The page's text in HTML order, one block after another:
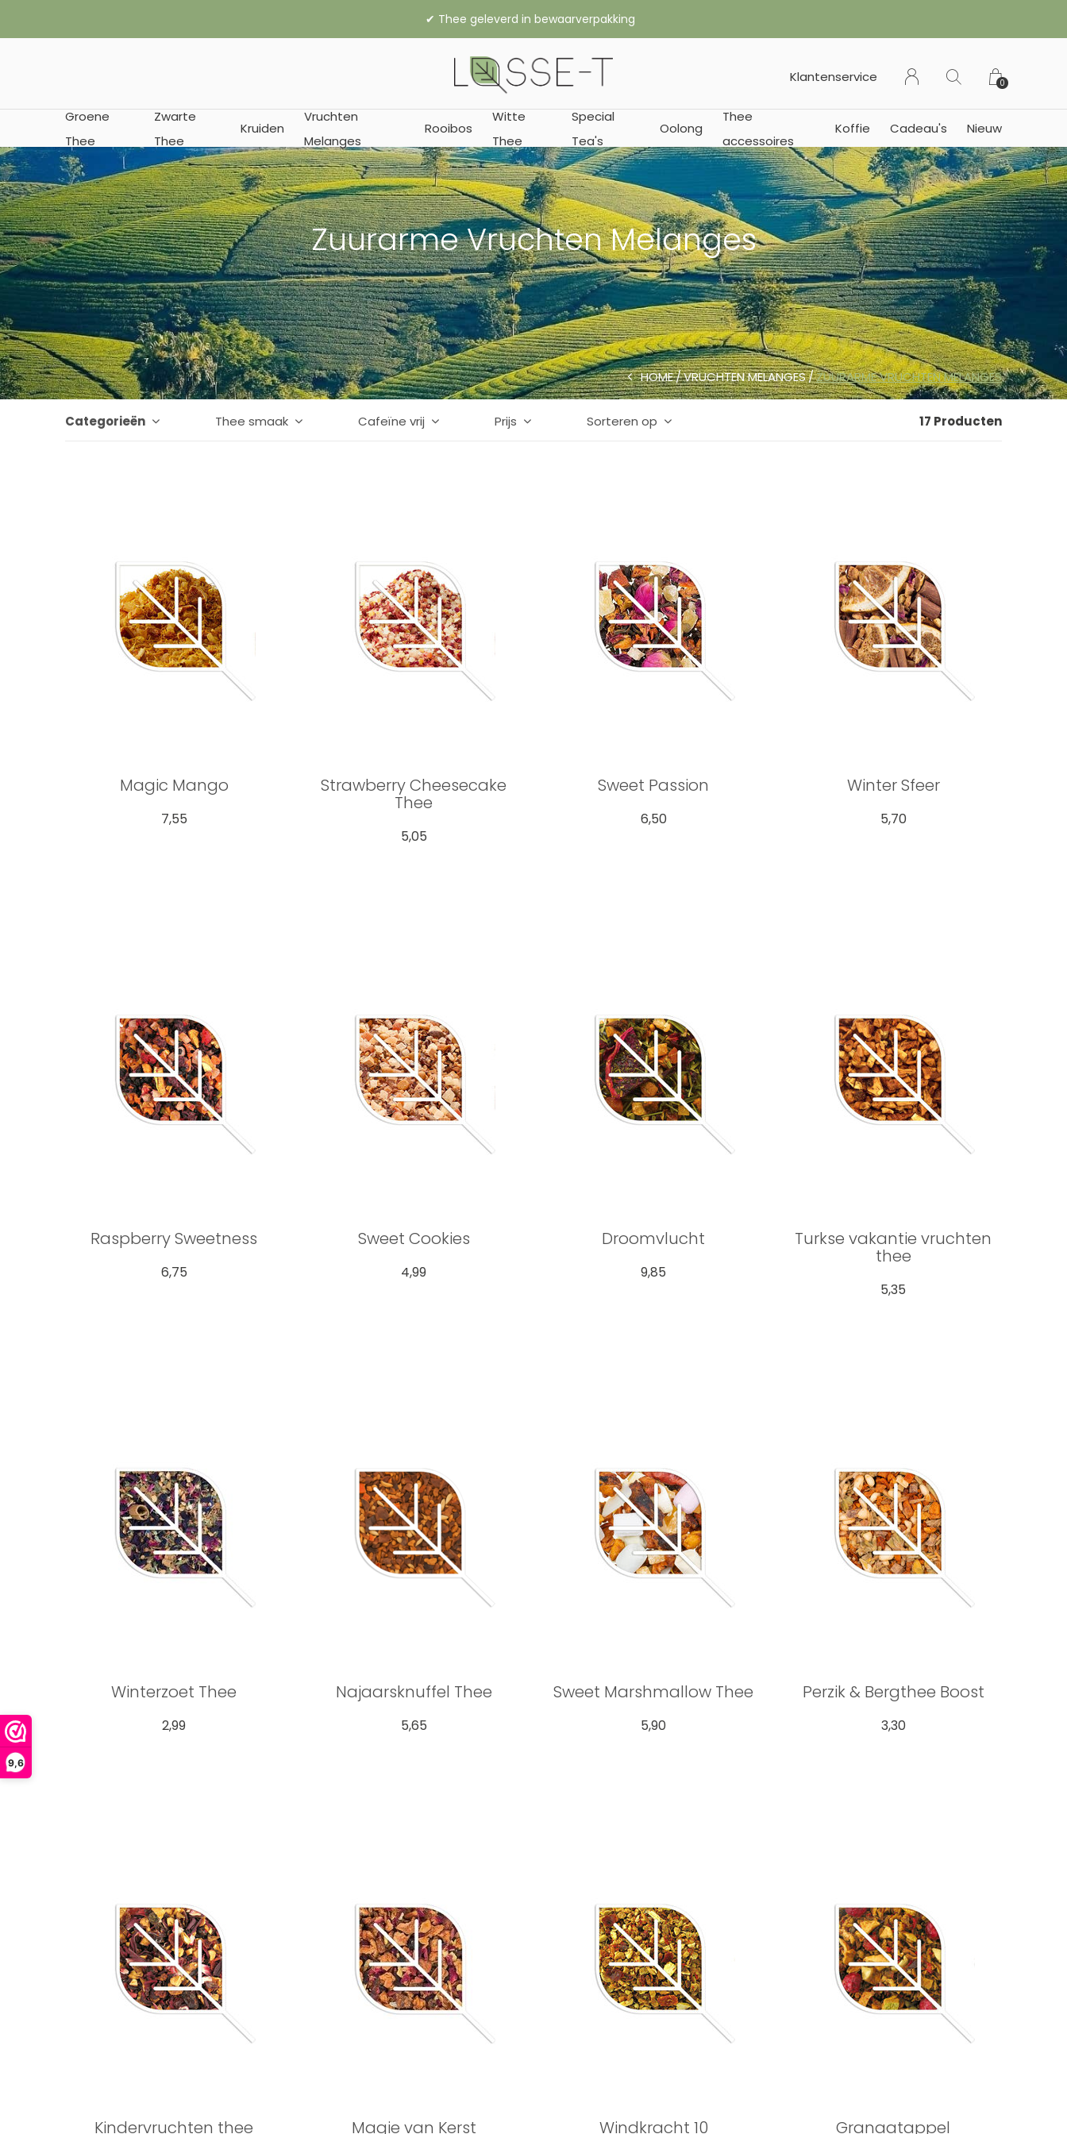
9,6
Groene
Thee
Zwarte
Thee
Kruiden
Vruchten
Melanges
Rooibos
Witte
Thee
Special
Tea's
Oolong
Thee
accessoires
Koffie Cadeau's Nieuw
Klantenservice 0
✔︎ Vanaf € 35,- gratis verzending binnen Nederland (vanaf € 45,- naar België of Duitsland)
Zuurarme Vruchten Melanges
HOME VRUCHTEN MELANGES ZUURARME VRUCHTEN MELANGES
Categorieën Thee smaak Cafeïne vrij Prijs Sorteren op 17 Producten
Magic Mango
7,55
Strawberry Cheesecake
Thee
5,05
Sweet Passion
6,50
Winter Sfeer
5,70
Raspberry Sweetness
6,75
Sweet Cookies
4,99
Droomvlucht
9,85
Turkse vakantie vruchten
thee
5,35
Winterzoet Thee
2,99
Najaarsknuffel Thee
5,65
Sweet Marshmallow Thee
5,90
Perzik & Bergthee Boost
3,30
Kindervruchten thee Magie van Kerst Windkracht 10 Granaatappel